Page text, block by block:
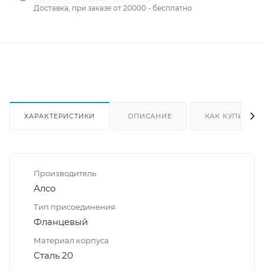
Доставка, при заказе от 20000 - бесплатно
ХАРАКТЕРИСТИКИ ОПИСАНИЕ КАК КУПИТЬ
Производитель
Алсо
Тип присоединения
Фланцевый
Материал корпуса
Сталь 20